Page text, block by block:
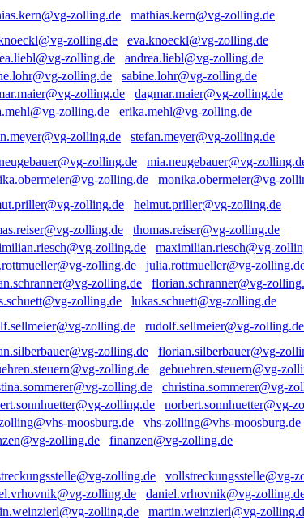
mathias.kern@vg-zolling.de
eva.knoeckl@vg-zolling.de
andrea.liebl@vg-zolling.de
sabine.lohr@vg-zolling.de
dagmar.maier@vg-zolling.de
erika.mehl@vg-zolling.de
stefan.meyer@vg-zolling.de
mia.neugebauer@vg-
monika.obermeier@vg-
helmut.priller@vg-zolling.de
thomas.reiser@vg-zolling.de
maximilian.riesch@vg-
julia.rottmueller@vg-
florian.schranner@vg-
lukas.schuett@vg-zolling.de
rudolf.sellmeier@vg-zolling.de
florian.silberbauer@vg-
gebuehren.steuern@vg-
christina.sommerer@vg-
norbert.sonnhuetter@vg-
vhs-zolling@vhs-moosburg.de
finanzen@vg-zolling.de
vollstreckungsstelle@vg-
daniel.vrhovnik@vg-
martin.weinzierl@vg-